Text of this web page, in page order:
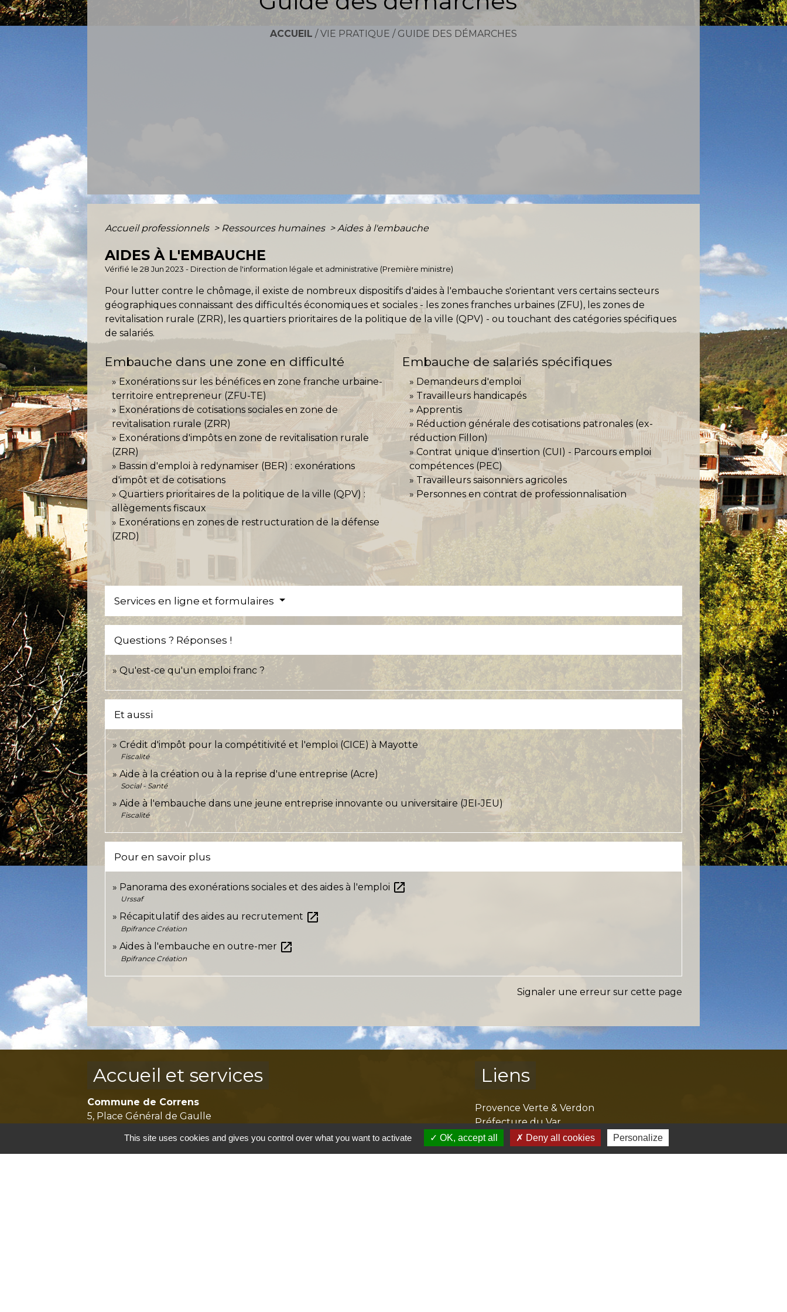
ACCUEIL / VIE PRATIQUE / GUIDE DES DÉMARCHES
Accueil professionnels > Ressources humaines > Aides à l'embauche
AIDES À L'EMBAUCHE
Vérifié le 28 Jun 2023 - Direction de l'information légale et administrative (Première ministre)
Pour lutter contre le chômage, il existe de nombreux dispositifs d'aides à l'embauche s'orientant vers certains secteurs
géographiques connaissant des difficultés économiques et sociales - les zones franches urbaines (ZFU), les zones de
revitalisation rurale (ZRR), les quartiers prioritaires de la politique de la ville (QPV) - ou touchant des catégories spécifiques
de salariés.
Embauche dans une zone en difficulté
Exonérations sur les bénéfices en zone franche urbaine-
territoire entrepreneur (ZFU-TE)
Exonérations de cotisations sociales en zone de
revitalisation rurale (ZRR)
Exonérations d'impôts en zone de revitalisation rurale
(ZRR)
Bassin d'emploi à redynamiser (BER) : exonérations
d'impôt et de cotisations
Quartiers prioritaires de la politique de la ville (QPV) :
allègements fiscaux
Exonérations en zones de restructuration de la défense
(ZRD)
Embauche de salariés spécifiques
Demandeurs d'emploi
Travailleurs handicapés
Apprentis
Réduction générale des cotisations patronales (ex-
réduction Fillon)
Contrat unique d'insertion (CUI) - Parcours emploi
compétences (PEC)
Travailleurs saisonniers agricoles
Personnes en contrat de professionnalisation
Services en ligne et formulaires
Questions ? Réponses !
Qu'est-ce qu'un emploi franc ?
Et aussi
Crédit d'impôt pour la compétitivité et l'emploi (CICE) à Mayotte
Fiscalité
Aide à la création ou à la reprise d'une entreprise (Acre)
Social - Santé
Aide à l'embauche dans une jeune entreprise innovante ou universitaire (JEI-JEU)
Fiscalité
Pour en savoir plus
Panorama des exonérations sociales et des aides à l'emploi open_in_new
Urssaf
Récapitulatif des aides au recrutement open_in_new
Bpifrance Création
Aides à l'embauche en outre-mer open_in_new
Bpifrance Création
Signaler une erreur sur cette page
Accueil et services
Commune de Correns
5, Place Général de Gaulle
+33 4 94 37 21 95
Liens
Provence Verte & Verdon
Préfecture du Var
Réglementation de l'accès aux massifs forestiers
Mission Local Ouest Var
This site uses cookies and gives you control over what you want to activate OK, accept all Deny all cookies Personalize